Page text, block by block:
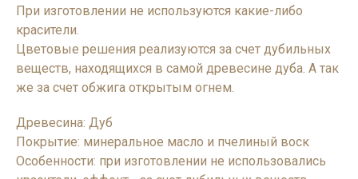
При изготовлении не используются какие-либо
красители.
Цветовые решения реализуются за счет дубильных
веществ, находящихся в самой древесине дуба. А так
же за счет обжига открытым огнем.
Древесина: Дуб
Покрытие: минеральное масло и пчелиный воск
Особенности: при изготовлении не использовались